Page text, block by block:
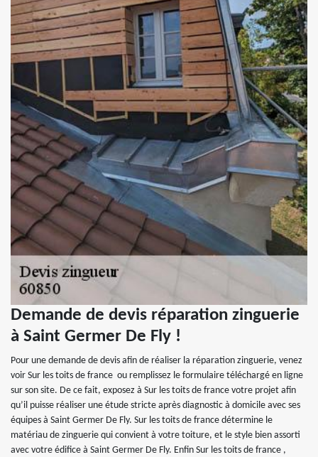
Demande de devis réparation zinguerie
à Saint Germer De Fly !
Pour une demande de devis afin de réaliser la réparation zinguerie, venez
voir Sur les toits de france ou remplissez le formulaire téléchargé en ligne
sur son site. De ce fait, exposez à Sur les toits de france votre projet afin
qu’il puisse réaliser une étude stricte après diagnostic à domicile avec ses
équipes à Saint Germer De Fly. Sur les toits de france détermine le
matériau de zinguerie qui convient à votre toiture, et le style bien assorti
avec votre édifice à Saint Germer De Fly. Enfin Sur les toits de france ,